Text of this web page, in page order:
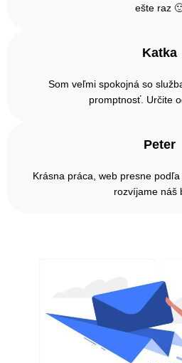
ešte raz
Katka
Som veľmi spokojná so
promptnosť. Určite
Peter
Krásna práca, web presne
rozvíjame náš